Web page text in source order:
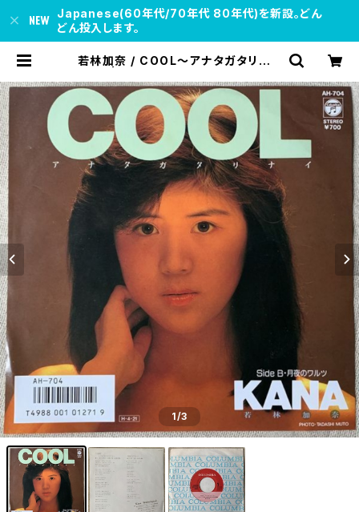
Japanese(60年代/70年代 80年代)を新設。どん
どん投入します。
若林加奈 / COOL～アナタガタリナイ
1/3